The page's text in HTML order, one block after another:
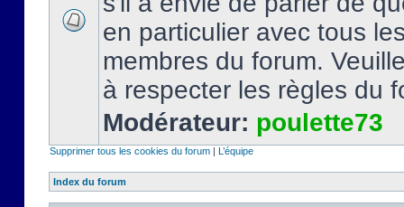
en particulier avec tous
membres du forum.
à respecter les règles du
Modérateur: poulette73
Supprimer tous les cookies du forum | L’équipe
Index du forum